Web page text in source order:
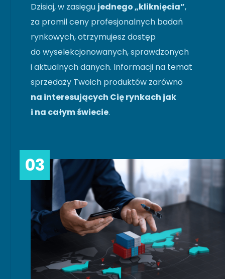
Dzisiaj, w zasięgu jednego „kliknięcia”,
za promil ceny profesjonalnych badań
rynkowych, otrzymujesz dostęp
do wyselekcjonowanych, sprawdzonych
i aktualnych danych. Informacji na temat
sprzedaży Twoich produktów zarówno
na interesujących Cię rynkach jak
i na całym świecie.
03